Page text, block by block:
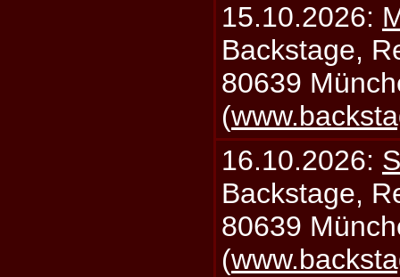
15.10.2026:
Backstage,
80639
(
16.10.2026:
Backstage,
80639
(